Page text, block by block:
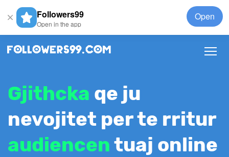
Followers99
Open in the app
Open
Gjithcka qe ju
nevojitet per te rritur
audiencentuaj online